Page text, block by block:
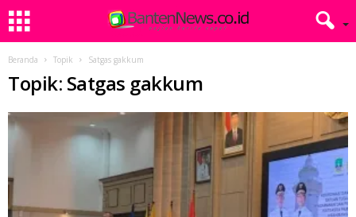
Beranda Topik Satgas gakkum
Topik: Satgas gakkum